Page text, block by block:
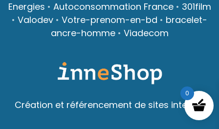
Energies • Autoconsommation France• 301film
• Valodev • Votre-prenom-en-bd • bracelet-
ancre-homme• Viadecom
0
Création et référencement de sites internet